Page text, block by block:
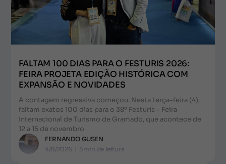
FALTAM 100 DIAS PARA O FESTURIS 2026:
FEIRA PROJETA EDIÇÃO HISTÓRICA COM
EXPANSÃO E NOVIDADES
A contagem regressiva começou. Nesta terça-feira (4),
faltam exatos 100 dias para o 38º Festuris – Feira
Internacional de Turismo de Gramado, que acontece de
12 a 15 de novembro
FERNANDO GUSEN
4/8/2026 | 5min de leitura